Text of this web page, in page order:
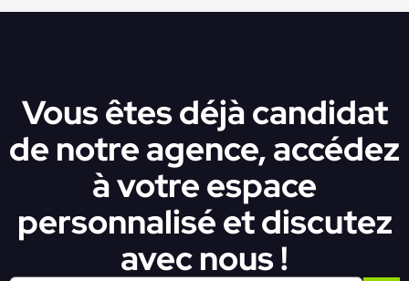
Vous êtes déjà candidat
de notre agence, accédez
à votre espace
personnalisé et discutez
avec nous !